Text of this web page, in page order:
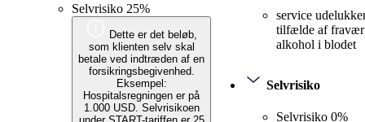
Selvrisiko 25%
Dette er det beløb,
som klienten selv skal
betale ved indtræden af en
forsikringsbegivenhed.
Eksempel:
Hospitalsregningen er på
1.000 USD. Selvrisikoen
service
tilfælde af
alkohol i blodet
Selvrisiko
Selvrisiko 0%